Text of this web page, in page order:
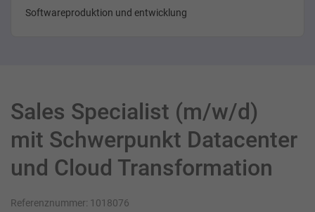
Softwareproduktion und entwicklung
Sales Specialist (m/w/d)
mit Schwerpunkt Datacenter
und Cloud Transformation
Referenznummer: 1018076